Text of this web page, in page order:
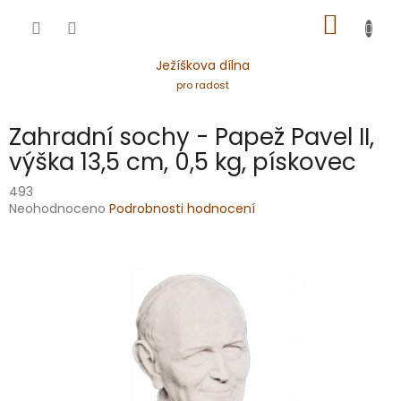
Ježíškova dílna
pro radost
KOŠÍK
Zahradní sochy - Papež Pavel II,
výška 13,5 cm, 0,5 kg, pískovec
493
Průměrné
Neohodnoceno Podrobnosti hodnocení